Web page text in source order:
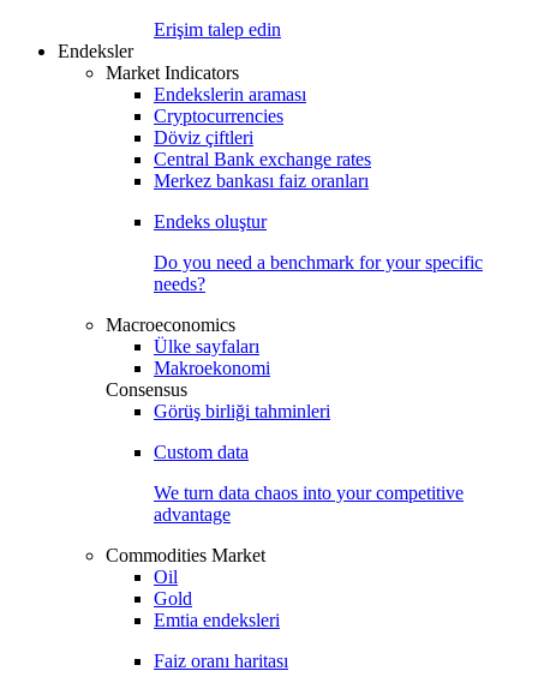
Erişim talep edin
Endeksler
Market Indicators
Endekslerin araması
Cryptocurrencies
Döviz çiftleri
Central Bank exchange rates
Merkez bankası faiz oranları
Endeks oluştur
Do you need a benchmark for your specific
needs?
Macroeconomics
Ülke sayfaları
Makroekonomi
Consensus
Görüş birliği tahminleri
Custom data
We turn data chaos into your competitive
advantage
Commodities Market
Oil
Gold
Emtia endeksleri
Faiz oranı haritası